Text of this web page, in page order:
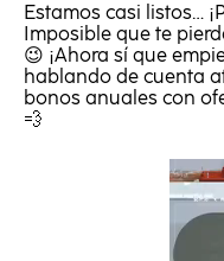
Estamos casi listos…
Imposible que te
😉 ¡Ahora sí que
hablando de cuenta
bonos anuales con
💨